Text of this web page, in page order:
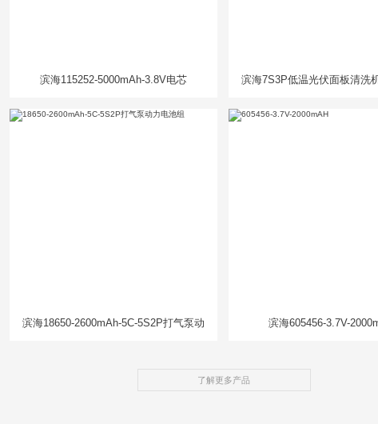
滨海115252-5000mAh-3.8V电芯
滨海7S3P低温光伏面板清洗
滨海18650-2600mAh-5C-5S2P打气泵动
滨海605456-3.7V-
了解更多产品